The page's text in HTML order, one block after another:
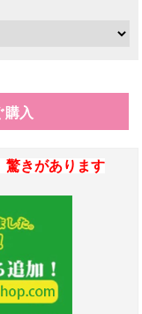
購入
驚きがあります